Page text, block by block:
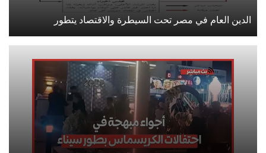
الدين العام في مصر تحت السيطرة والاقتصاد يتطور